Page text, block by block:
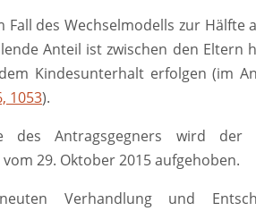
Fall des Wechselmodells zur
Anteil ist zwischen den Eltern
Kindesunterhalt erfolgen (im
1053).
des Antragsgegners wird der
29. Oktober 2015 aufgehoben.
Verhandlung und